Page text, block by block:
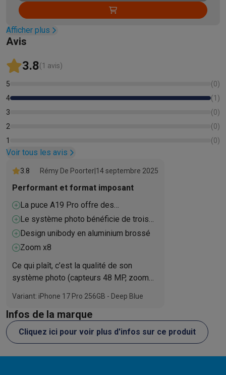
Afficher plus
Avis
3.8(1 avis)
5 (0)
4
(1 )
3
(0)
2
(0)
1
(0)
Voir tous les avis
3.8 Rémy De Poorter 14 septembre 2025
Performant et format imposant
La puce A19 Pro offre des
performances de pointe.
Le système photo bénéficie de trois
capteurs Fusion 48 MP
Design unibody en aluminium brossé
Zoom x8
Ce qui plaît, c’est la qualité de son
système photo (capteurs 48 MP, zoom
caméra avant innovante Center Stage et
les outils vidéo avancés, parfaits pour
les créateurs. L’écran est très fluide et la
dissipation thermique efficace limite la
Variant: iPhone 17 Pro 256GB - Deep Blue
Infos de la marque
Cliquez ici pour voir plus d'infos sur ce produit